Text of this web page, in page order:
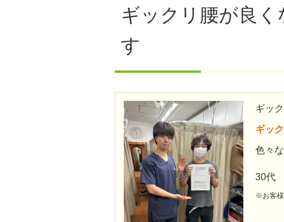
ギックリ腰が良
す
ギッ
ギッ
色々
30代
※お客様